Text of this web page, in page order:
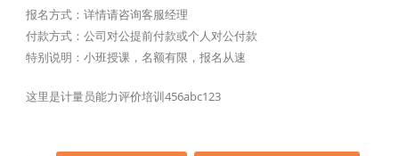
报名方式：详情请咨询客服经理
付款方式：公司对公提前付款或个人对公付款
特别说明：小班授课，名额有限，报名从速
这里是计量员能力评价培训456abc123